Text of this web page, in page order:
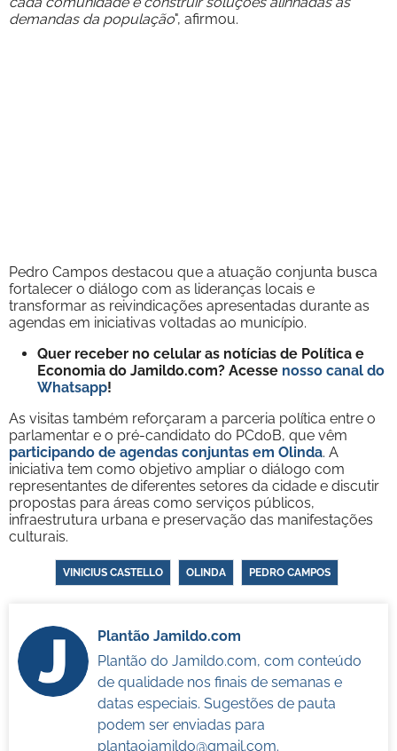
demandas da população", afirmou.
Pedro Campos destacou que a atuação conjunta busca
fortalecer o diálogo com as lideranças locais e
transformar as reivindicações apresentadas durante as
agendas em iniciativas voltadas ao município.
Quer receber no celular as notícias de Política e
Economia do Jamildo.com? Acesse nosso canal do
Whatsapp!
As visitas também reforçaram a parceria política entre o
parlamentar e o pré-candidato do PCdoB, que vêm
participando de agendas conjuntas em Olinda. A
iniciativa tem como objetivo ampliar o diálogo com
representantes de diferentes setores da cidade e discutir
propostas para áreas como serviços públicos,
infraestrutura urbana e preservação das manifestações
culturais.
VINICIUS CASTELLO OLINDA PEDRO CAMPOS
Plantão Jamildo.com
Plantão do Jamildo.com, com conteúdo
de qualidade nos finais de semanas e
datas especiais. Sugestões de pauta
podem ser enviadas para
plantaojamildo@gmail.com.